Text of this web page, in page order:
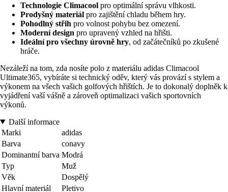
Technologie Climacool pro optimální správu vlhkosti.
Prodyšný materiál pro zajištění chladu během hry.
Pohodlný střih pro volnost pohybu bez omezení.
Moderní design pro upravený vzhled na hřišti.
Ideální pro všechny úrovně hry, od začátečníků po zkušené
hráče.
Nezáleží na tom, zda nosíte polo z materiálu adidas Climacool
Ultimate365, vybíráte si technický oděv, který vás provází s stylem a
výkonem na všech vašich golfových hřištích. Je to dokonalý doplněk k
vyjádření vaší vášně a zároveň optimalizaci vašich sportovních
výkonů.
Další informace
Marki
adidas
Barva
conavy
Dominantní barva Modrá
Typ
Muž
Věk
Dospělý
Hlavní materiál
Pletivo